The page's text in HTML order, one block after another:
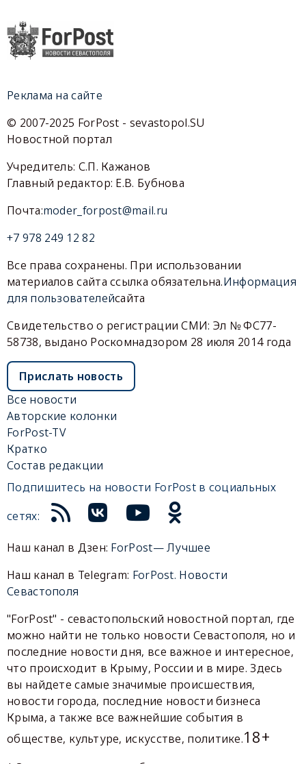
Реклама на сайте
© 2007-2025 ForPost - sevastopol.SU
Новостной портал
Учредитель: С.П. Кажанов
Главный редактор: Е.В. Бубнова
Почта:moder_forpost@mail.ru
+7 978 249 12 82
Все права сохранены. При использовании
материалов сайта ссылка обязательна.Информация
для пользователейсайта
Свидетельство о регистрации СМИ: Эл № ФС77-
58738, выдано Роскомнадзором 28 июля 2014 года
Прислать новость
Все новости
Авторские колонки
ForPost-TV
Кратко
Состав редакции
Подпишитесь на новости ForPost в социальных
сетях:
Наш канал в Дзен: ForPost— Лучшее
Наш канал в Telegram: ForPost. Новости
Севастополя
"ForPost" - севастопольский новостной портал, где
можно найти не только новости Севастополя, но и
последние новости дня, все важное и интересное,
что происходит в Крыму, России и в мире. Здесь
вы найдете самые значимые происшествия,
новости города, последние новости бизнеса
Крыма, а также все важнейшие события в
обществе, культуре, искусстве, политике.18+